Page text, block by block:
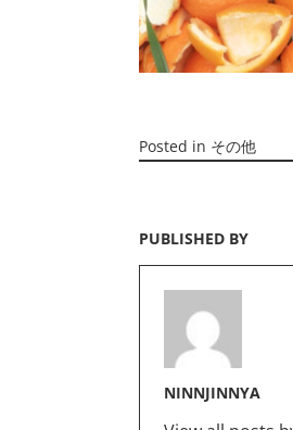
Posted in その他
PUBLISHED BY
NINNJINNYA